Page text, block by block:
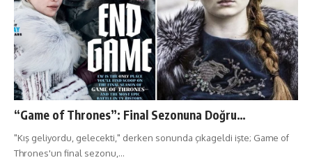
“Game of Thrones”: Final Sezonuna Doğru…
"Kış geliyordu, gelecekti," derken sonunda çıkageldi işte; Game of
Thrones'un final sezonu,…